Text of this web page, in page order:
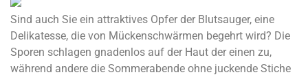
Sind auch Sie ein attraktives Opfer der Blutsauger, eine
Delikatesse, die von Mückenschwärmen begehrt wird? Die
Sporen schlagen gnadenlos auf der Haut der einen zu,
während andere die Sommerabende ohne juckende Stiche